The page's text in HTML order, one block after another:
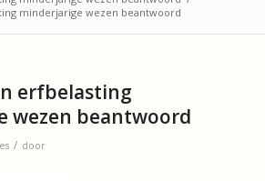
minderjarige wezen beantwoord
erfbelasting
wezen beantwoord
/ door